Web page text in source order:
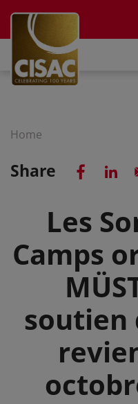
Home
Share
Les
Camps
soutien